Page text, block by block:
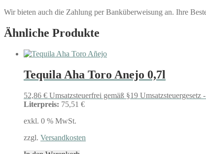
Wir bieten auch die Zahlung per Banküberweisung an. Ihre
Ähnliche Produkte
Tequila Aha Toro Anejo 0,7l
52,86 € Umsatzsteuerfrei gemäß §19
Literpreis: 75,51 €
exkl. 0 % MwSt.
zzgl. Versandkosten